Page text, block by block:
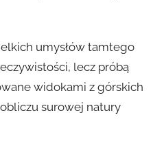
umysłów tamtego
lecz próbą
widokami z górskich
surowej natury